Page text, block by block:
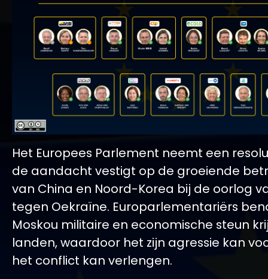
Het Europees Parlement neemt een
de aandacht vestigt op de groeiende
van China en Noord-Korea bij de oorlog
tegen Oekraïne. Europarlementariërs
Moskou militaire en economische steun
landen, waardoor het zijn agressie kan
het conflict kan verlengen.